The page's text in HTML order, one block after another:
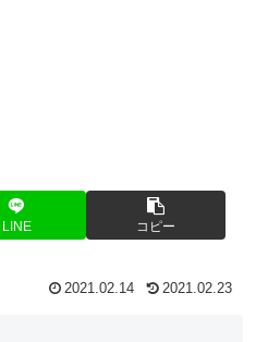
LINE コピー
2021.02.14 2021.02.23